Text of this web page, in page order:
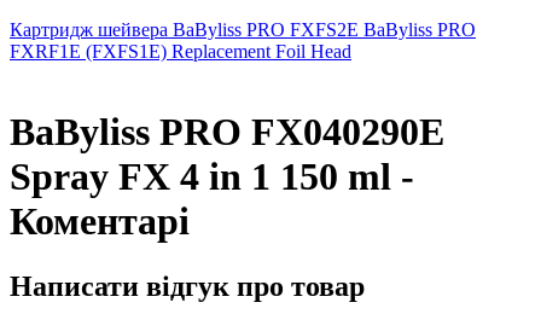
Картридж шейвера BaByliss PRO FXFS2E BaByliss PRO
FXRF1E (FXFS1E) Replacement Foil Head
BaByliss PRO FX040290E
Spray FX 4 in 1 150 ml -
Коментарі
Написати відгук про товар